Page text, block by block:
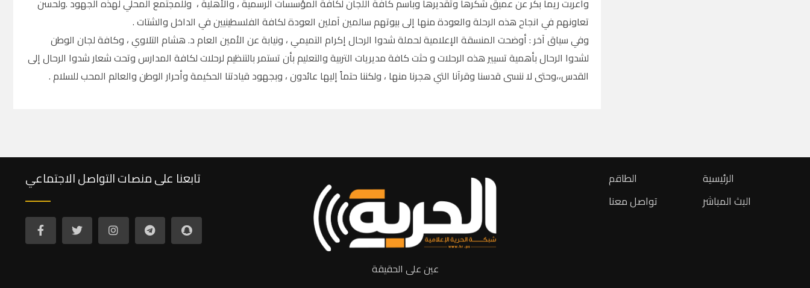
تعاونهم في انجاح هذه الرحلة والعودة منها إلى بيوتهم سالمين آملين العودة لكافة الفلسطينيين في الداخل والشتات .
وفي سياق آخر : أوضحت المنسقة الإعلامية لحملة شدوا الرحال إكرام التميمي ، ونيابة عن الأمين العام د. هشام التلاوي ، وكافة لجان الوطن
لشدوا الرحال بأهمية تسيير هذه الرحلات و حثت كافة مديريات التربية والتعليم بأن تستمر بالتنظيم لرحلات لكافة المدارس وتحت شعار شدوا الرحال إلى
القدس،،وحتى لا ننسى قدسنا وقرآنا التي هجرنا منها ، ولكننا حتماً إليها عائدون ، وبجهود قيادتنا الحكيمة وأحرار الوطن والعالم المحب للسلام .
تابعنا على منصات التواصل الاجتماعي
عين على الحقيقة
الطاقم
تواصل معنا
الرئيسية
البث المباشر